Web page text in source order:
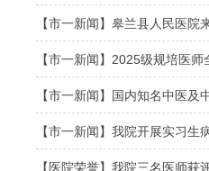
【市一新闻】皋兰县人民医院
【市一新闻】2025级规培医
【市一新闻】国内知名中医
【市一新闻】我院开展实习生
【医院荣誉】我院三名医师获